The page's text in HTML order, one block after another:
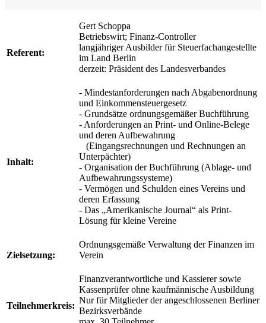
Referent:
Gert Schoppa
Betriebswirt; Finanz-Controller
langjähriger Ausbilder für Steuerfachangestellte
im Land Berlin
derzeit: Präsident des Landesverbandes
Inhalt:
- Mindestanforderungen nach Abgabenordnung
und Einkommensteuergesetz
- Grundsätze ordnungsgemäßer Buchführung
- Anforderungen an Print- und Online-Belege
und deren Aufbewahrung
(Eingangsrechnungen und Rechnungen an
Unterpächter)
- Organisation der Buchführung (Ablage- und
Aufbewahrungssysteme)
- Vermögen und Schulden eines Vereins und
deren Erfassung
- Das „Amerikanische Journal“ als Print-
Lösung für kleine Vereine
Zielsetzung:
Ordnungsgemäße Verwaltung der Finanzen im
Verein
Teilnehmerkreis:
Finanzverantwortliche und Kassierer sowie
Kassenprüfer ohne kaufmännische Ausbildung
Nur für Mitglieder der angeschlossenen Berliner
Bezirksverbände